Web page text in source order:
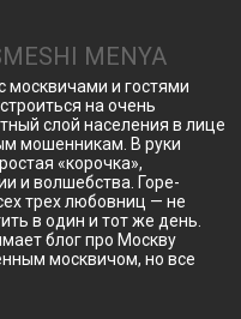
MENYA
москвичами и гостями
на очень
слой населения в лице
мошенникам. В руки
«корочка»,
и волшебства. Горе-
трех любовниц — не
в один и тот же день.
блог про Москву
москвичом, но все